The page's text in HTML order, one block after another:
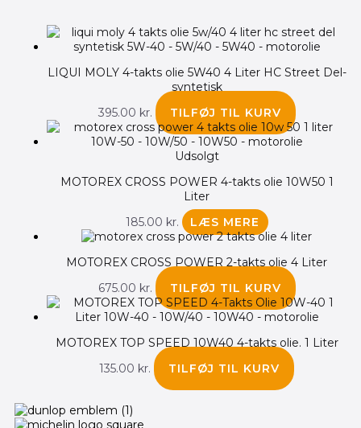
LIQUI MOLY 4-takts olie 5W40 4 Liter HC Street Del-
syntetisk
395.00 kr. TILFØJ TIL KURV
Udsolgt
MOTOREX CROSS POWER 4-takts olie 10W50 1
Liter
185.00 kr. LÆS MERE
MOTOREX CROSS POWER 2-takts olie 4 Liter
675.00 kr. TILFØJ TIL KURV
MOTOREX TOP SPEED 10W40 4-takts olie. 1 Liter
135.00 kr. TILFØJ TIL KURV